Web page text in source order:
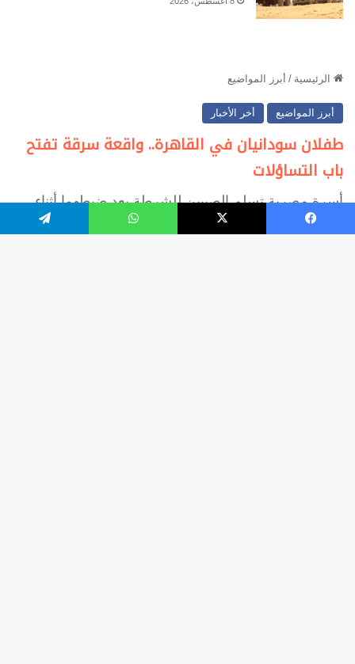
فيسبوك ‫X واتساب تيلقرام